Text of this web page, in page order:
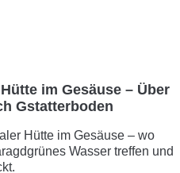
im Gesäuse – Über
Gstatterboden
Hütte im Gesäuse – wo
Wasser treffen und